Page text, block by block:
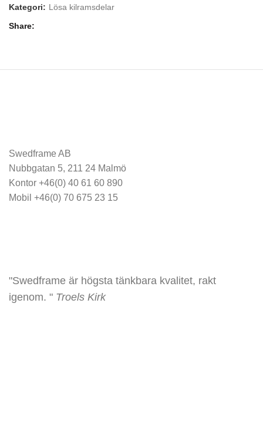
Kategori: Lösa kilramsdelar
Share
Swedframe AB
Nubbgatan 5, 211 24 Malmö
Kontor +46(0) 40 61 60 890
Mobil +46(0) 70 675 23 15
"Swedframe är högsta tänkbara kvalitet, rakt
igenom. " Troels Kirk